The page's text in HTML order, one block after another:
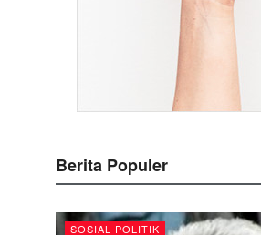
Berita Populer
SOSIAL POLITIK